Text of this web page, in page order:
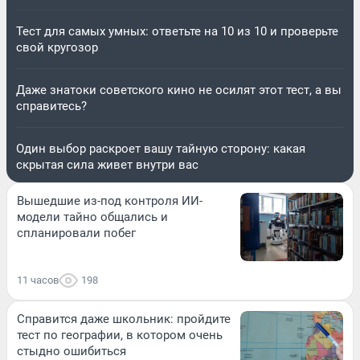
Тест для самых умных: ответьте на 10 из 10 и проверьте
свой кругозор
Даже знатоки советского кино не осилят этот тест, а вы
справитесь?
Один выбор раскроет вашу тайную сторону: какая
скрытая сила живет внутри вас
Вышедшие из-под контроля ИИ-
модели тайно общались и
спланировали побег
11 часов 198
Справится даже школьник: пройдите
тест по географии, в котором очень
стыдно ошибиться